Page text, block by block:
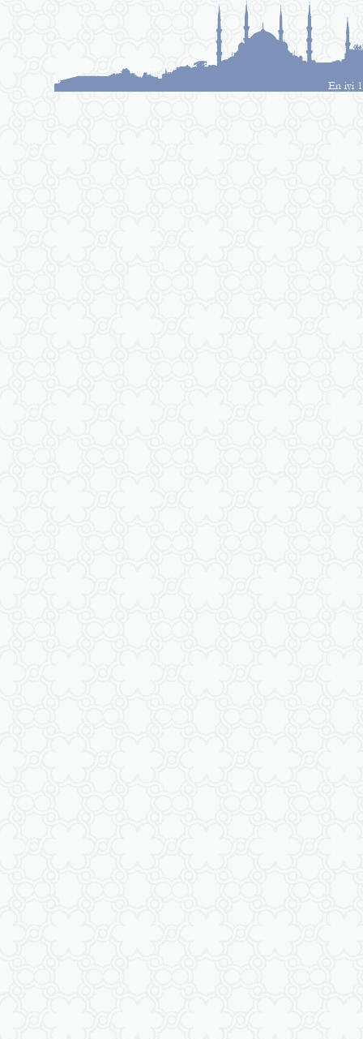
En iyi